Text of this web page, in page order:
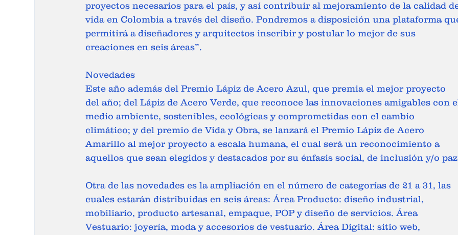
proyectos necesarios para el país, y así contribuir al mejoramiento de la calidad
vida en Colombia a través del diseño. Pondremos a disposición una plataforma
permitirá a diseñadores y arquitectos inscribir y postular lo mejor de sus
creaciones en seis áreas”.
Novedades
Este año además del Premio Lápiz de Acero Azul, que premia el mejor proyecto
del año; del Lápiz de Acero Verde, que reconoce las innovaciones amigables con
medio ambiente, sostenibles, ecológicas y comprometidas con el cambio
climático; y del premio de Vida y Obra, se lanzará el Premio Lápiz de Acero
Amarillo al mejor proyecto a escala humana, el cual será un reconocimiento a
aquellos que sean elegidos y destacados por su énfasis social, de inclusión y/o
Otra de las novedades es la ampliación en el número de categorías de 21 a 31, las
cuales estarán distribuidas en seis áreas: Área Producto: diseño industrial,
mobiliario, producto artesanal, empaque, POP y diseño de servicios. Área
Vestuario: joyería, moda y accesorios de vestuario. Área Digital: sitio web,